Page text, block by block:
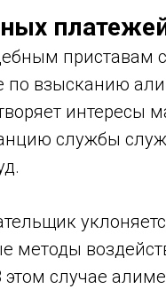
приставам
по взысканию
интересы
службы
методы
случае